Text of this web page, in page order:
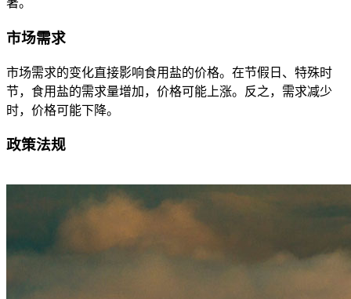
著。
市场需求
市场需求的变化直接影响食用盐的价格。在节假日、特殊时
节，食用盐的需求量增加，价格可能上涨。反之，需求减少
时，价格可能下降。
政策法规